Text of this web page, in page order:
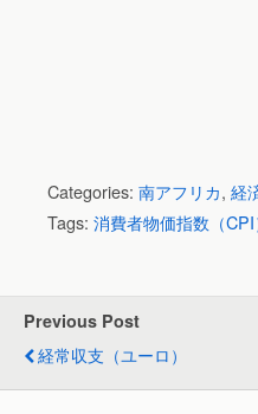
Categories: 南アフリカ, 経
Tags: 消費者物価指数（CPI
Previous Post
経常収支（ユーロ）